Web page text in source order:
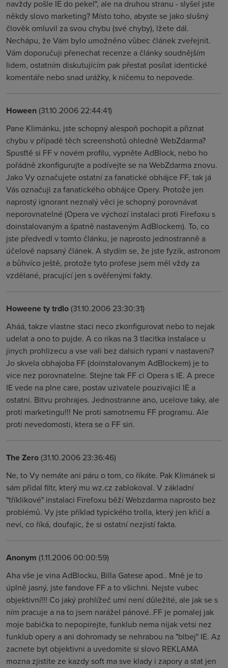
navždy pošle IE do pekel", ale na druhou stranu - slyšel jste
někdy slovo marketing? Místo toho, abyste se jako slušný
člověk omluvil za svou chybu (své chyby), lžete dál.
Nechápu, že Vám bylo umožněno vůbec článek zveřejnit.
Vám doporučuji přenechat recenze a články soudnějším
lidem, ostatním diskutujícím pak přestat posílat identické
komentáře nebo snad urážky, k ničemu to nepovede.
Hoween(31.10.2006 22:44:41)
Pane Klimánku, jste schopný alespoň pochopit a přiznat
chybu v případě těch screenshotů ohledně WebZdarma?
Spusťtě si FF v novém profilu, vypněte AdBlock, nebo ho
pořádně zkonfigurujte a podívejte se na WebZdarma znovu.
Jako Vy označujete ostatní za fanatické obhájce FF, tak já
Vás označuji za fanatického obhájce Opery. Protože jen
naprostý ignorant neznalý věci je schopný porovnávat
neporovnatelné (Opera ve výchozí instalaci proti Firefoxu s
doinstalovaným a špatně nastaveným AdBlockem). To, co
jste předvedl v tomto článku, je naprosto jednostranně a
účelově napsaný článek. A stydím se, že jste fyzik, astronom
a bůhvíco ještě, protože tyto profese jsem měl vždy za
vzdělané, pracující jen s ověřenými fakty.
Howeene ty trdlo(31.10.2006 23:30:31)
Aháá, takze vlastne staci neco zkonfigurovat nebo to nejak
udelat a ono to pujde. A co rikas na 3 tlacitka instalace u
jinych prohlizecu a vse vali bez dalsich rypani v nastaveni?
Jo skvela obhajoba FF (doinstalovanym AdBlockem) je to
vice nez porovnatelne. Stejne tak FF ci Opera s IE. A prece
IE vede na plne care, postav uzivatele pouzivajici IE a
ostatni. Bitvu prohrajes. Jednostranne ano, ucelove taky, ale
proti marketingu!!! Ne proti samotnemu FF programu. Ale
proti nevedomosti, ktera se o FF siri.
The Zero(31.10.2006 23:36:46)
Ne, to Vy nemáte ani páru o tom, co říkáte. Pak Klimánek si
sám přidal filtr, který mu wz.cz zablokoval. V základní
"tříklikové" instalaci Firefoxu běží Webzdarma naprosto bez
problémů. Vy jste příklad typického trolla, který jen křičí a
neví, co říká, doufajíc, že si ostatní nezjistí fakta.
Anonym (1.11.2006 00:00:59)
Aha vše je vina AdBlocku, Billa Gatese apod.. Mně je to
úplně jasný, jste fandove FF a to všichni. Nejste vubec
objektivní!!! Co jaký prohlížeč umí není důležité, ale jak se s
ním pracuje a na to jsem narážel pánové..FF je pomalej jak
moje babička to nepopírejte, funklub nema nijak vetsi nez
funklub opery a ani dohromady se nehrabou na "blbej" IE. Az
zacnete byt objektivni a uvedomite si slovo REKLAMA
mozna zjistite ze kazdy soft ma sve klady i zapory a stat jen